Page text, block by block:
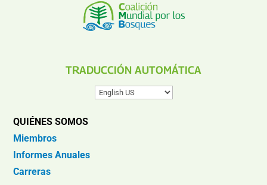
TRADUCCIÓN AUTOMÁTICA
QUIÉNES SOMOS
Miembros
Informes Anuales
Carreras